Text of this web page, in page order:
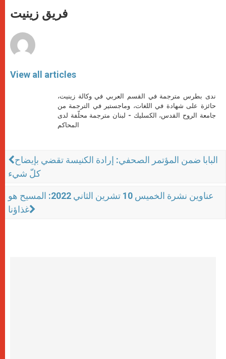
p
p
g
e
o
k
فريق زينيت
View all articles
ندى بطرس مترجمة في القسم العربي في وكالة زينيت،
حائزة على شهادة في اللغات، وماجستير في الترجمة من
جامعة الروح القدس، الكسليك - لبنان مترجمة محلّفة لدى
المحاكم
البابا ضمن المؤتمر الصحفي: إرادة الكنيسة تقضي بإيضاح
كلّ شيء
عناوين نشرة الخميس 10 تشرين الثاني 2022: المسيح هو
غذاؤنا